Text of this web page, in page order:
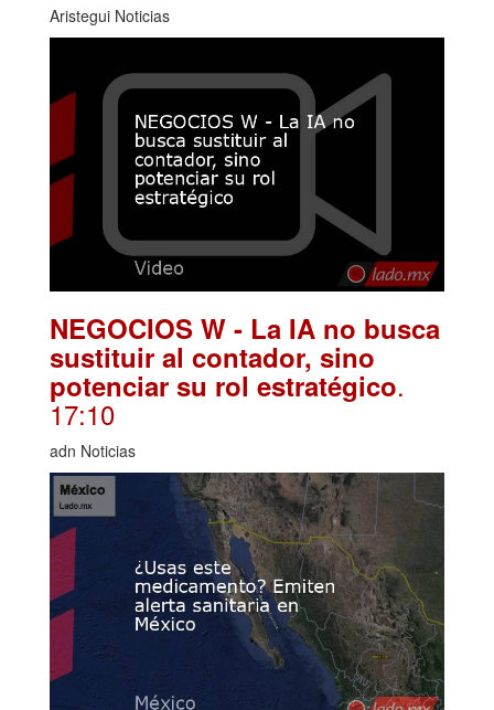
Aristegui Noticias
NEGOCIOS W - La IA no busca
sustituir al contador, sino
potenciar su rol estratégico.
17:10
adn Noticias